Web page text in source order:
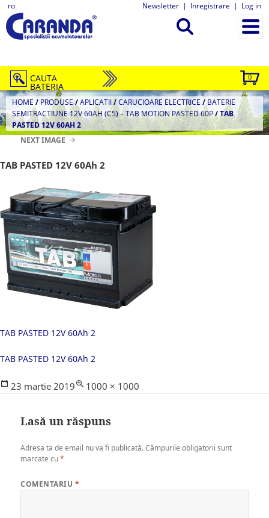
ro Newsletter | Inregistrare | Log in
0
CAUTA
BATERIA
HOME / PRODUSE/APLICATII/CARUCIOARE ELECTRICE / BATERIE
SEMITRACTIUNE 12V 60AH (C5) – TAB MOTION PASTED 60P/TAB
PASTED 12V 60AH 2
NEXT IMAGE
TAB PASTED 12V 60Ah 2
TAB PASTED 12V 60Ah 2
TAB PASTED 12V 60Ah 2
Posted
23 martie 2019
Full
1000 × 1000
Lasă un răspuns
Adresa ta de email nu va fi publicată. Câmpurile obligatorii sunt
marcate cu*
COMENTARIU *